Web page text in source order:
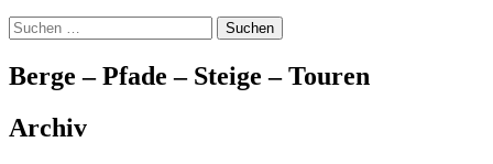
Suchen
nach:
Berge – Pfade – Steige – Touren
Archiv